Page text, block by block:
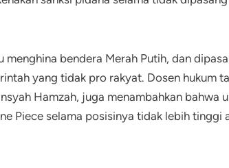
menghina bendera Merah Putih, dan
yang tidak pro rakyat. Dosen hukum
Hamzah, juga menambahkan bahwa
Piece selama posisinya tidak lebih tinggi